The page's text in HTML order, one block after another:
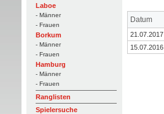
Laboe
- Männer
- Frauen
Borkum
- Männer
- Frauen
Hamburg
- Männer
- Frauen
Ranglisten
Spielersuche
Datum
21.07.2017
15.07.2016